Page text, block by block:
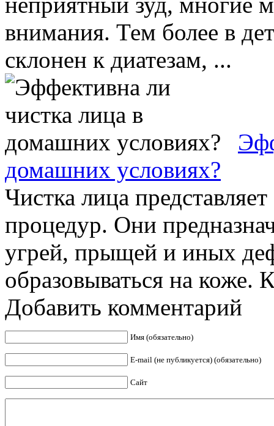
внимания. Тем более в
склонен к диатезам, ...
домашних условиях?
Чистка лица
процедур. Они
угрей, прыщей и иных
образовываться на коже.
Добавить комментарий
Имя (обязательно)
E-mail (не публикуется) (обязательно)
Сайт